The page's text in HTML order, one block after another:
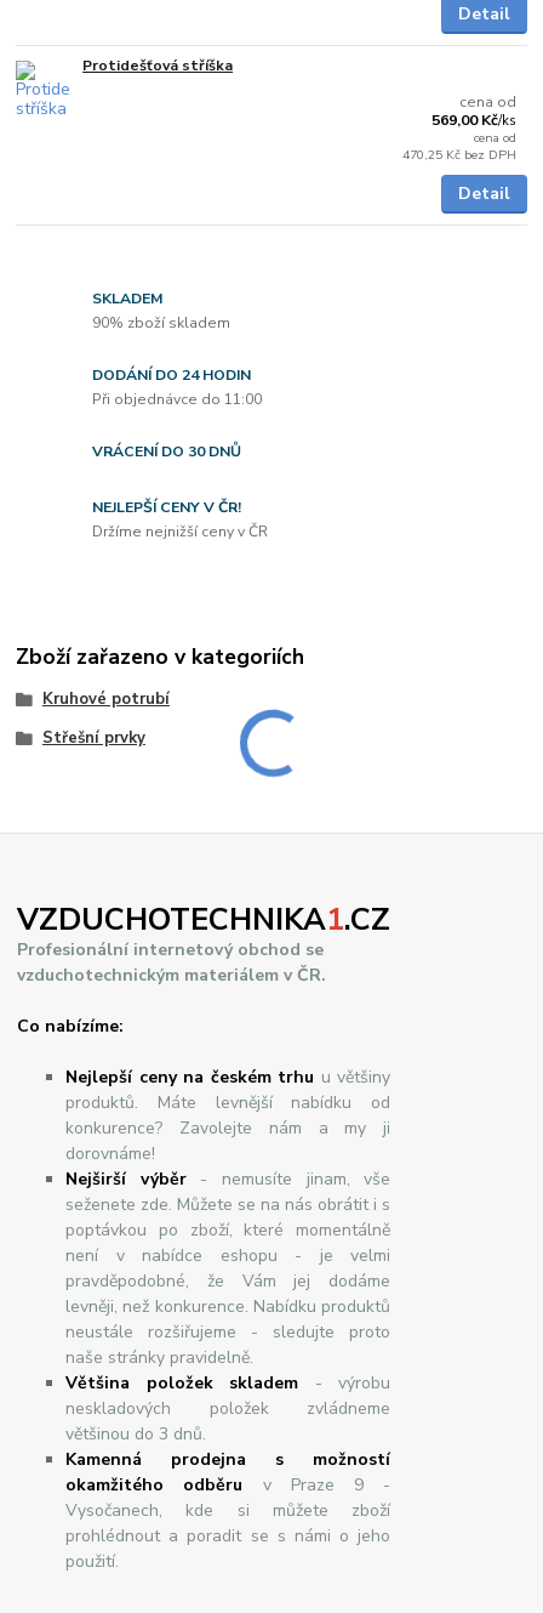
Detail
Protidešťová stříška
cena od
569,00 Kč/ks
cena od
470,25 Kč bez DPH
Detail
SKLADEM
90% zboží skladem
DODÁNÍ DO 24 HODIN
Při objednávce do 11:00
VRÁCENÍ DO 30 DNŮ
NEJLEPŠÍ CENY V ČR!
Držíme nejnižší ceny v ČR
Zboží zařazeno v kategoriích
Kruhové potrubí
Střešní prvky
VZDUCHOTECHNIKA1.CZ
Profesionální internetový obchod se
vzduchotechnickým materiálem v ČR.
Co nabízíme:
Nejlepší ceny na českém trhu u většiny
produktů. Máte levnější nabídku od
konkurence? Zavolejte nám a my ji
dorovnáme!
Nejširšívýběr- nemusíte jinam, vše
seženete zde. Můžete se na nás obrátit i s
poptávkou po zboží, které momentálně
není v nabídce eshopu - je velmi
pravděpodobné, že Vám jej dodáme
levněji, než konkurence. Nabídku produktů
neustále rozšiřujeme - sledujte proto
naše stránky pravidelně.
Většina položek skladem - výrobu
neskladových položek zvládneme
většinou do 3 dnů.
Kamenná prodejna s možností
okamžitého odběru v Praze 9 -
Vysočanech, kde si můžete zboží
prohlédnout a poradit se s námi o jeho
použití.